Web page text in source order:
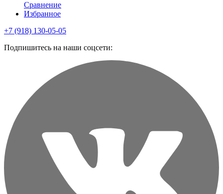
Сравнение
Избранное
+7 (918) 130-05-05
Подпишитесь на наши соцсети: